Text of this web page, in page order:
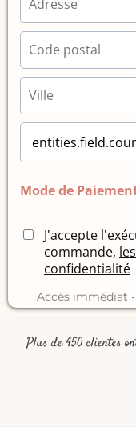
Mode de
J'accepte
commande,
confidentialité
Accès immédiat
Plus de 450 clientes